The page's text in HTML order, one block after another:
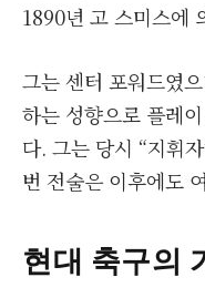
1890년 고 스미스에
그는 센터 포워드였
하는 성향으로 플레
다. 그는 당시 “지휘
번 전술은 이후에도
현대 축구의